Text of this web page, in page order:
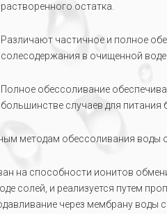
растворенного остатка.
Различают частичное и полное
солесодержания в очищенной
Полное обессоливание
большинстве случаев для
методам обессоливания воды
на способности ионитов
солей, и реализуется путем
через мембрану